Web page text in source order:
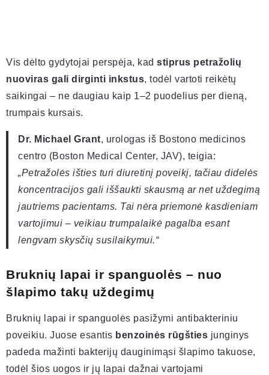
Vis dėlto gydytojai perspėja, kad stiprus petražolių
nuoviras gali dirginti inkstus, todėl vartoti reikėtų
saikingai – ne daugiau kaip 1–2 puodelius per dieną,
trumpais kursais.
Dr. Michael Grant, urologas iš Bostono medicinos
centro (Boston Medical Center, JAV), teigia:
„Petražolės išties turi diuretinį poveikį, tačiau didelės
koncentracijos gali iššaukti skausmą ar net uždegimą
jautriems pacientams. Tai nėra priemonė kasdieniam
vartojimui – veikiau trumpalaikė pagalba esant
lengvam skysčių susilaikymui.“
Bruknių lapai ir spanguolės – nuo
šlapimo takų uždegimų
Bruknių lapai ir spanguolės pasižymi antibakteriniu
poveikiu. Juose esantis benzoinės rūgšties junginys
padeda mažinti bakterijų dauginimąsi šlapimo takuose,
todėl šios uogos ir jų lapai dažnai vartojami